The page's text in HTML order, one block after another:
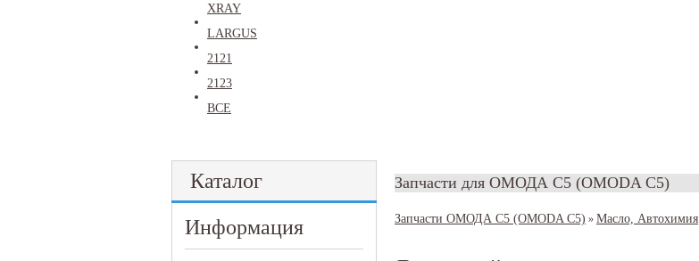
XRAY
LARGUS
2121
2123
ВСЕ
Каталог
Информация
Запчасти для ОМОДА С5 (OMODA C5)
Запчасти ОМОДА С5 (OMODA C5) » Масло, Автохимия